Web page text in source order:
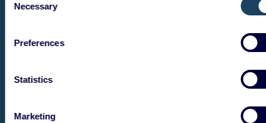
Selection
Necessary
Preferences
Statistics
Marketing